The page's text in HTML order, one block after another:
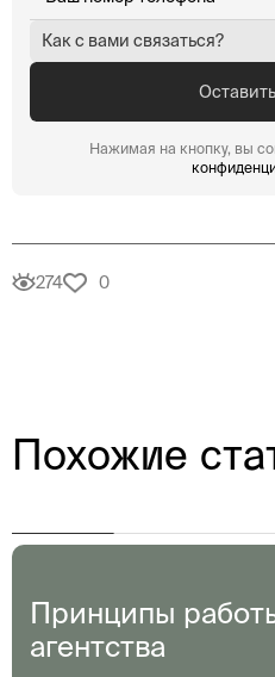
Как с вами связаться?
Нажимая на кнопку, вы
274 0
Похожие
Принципы
агентства